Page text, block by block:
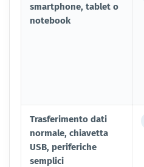
smartphone, tablet o
notebook
Trasferimento dati
normale, chiavetta
USB, periferiche
semplici